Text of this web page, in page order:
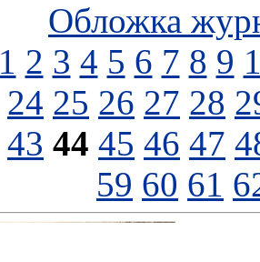
Обложка
1 2 3 4 5 6 7 8 9
24 25 26 27 28
43 44 45 46 47
59 60 61